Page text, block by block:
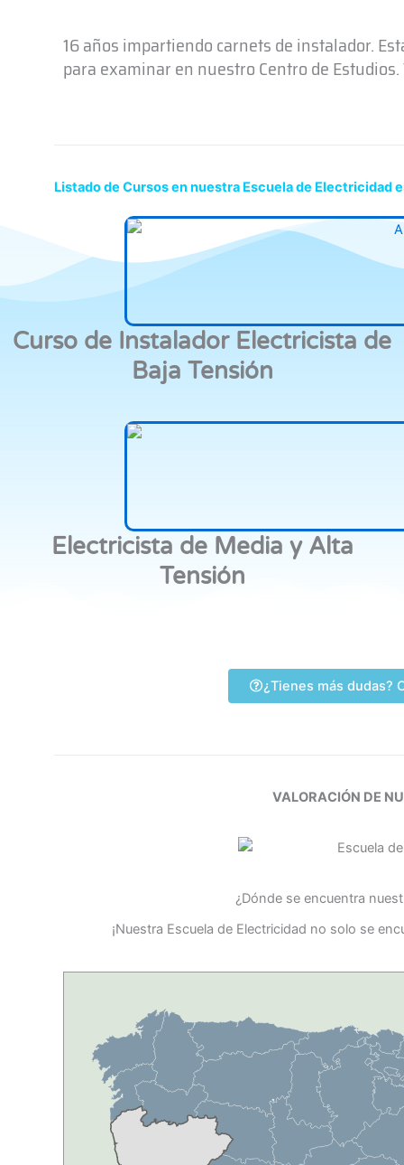
16 años impartiendo carnets de instalador.
para examinar en nuestro Centro de Estudios.
Listado de Cursos en nuestra Escuela de Electricidad
Curso de Instalador Electricista de
Baja Tensión
Electricista de Media y Alta
Tensión
¿Tienes más dudas?
VALORACIÓN DE
¿Dónde se encuentra
¡Nuestra Escuela de Electricidad no solo se